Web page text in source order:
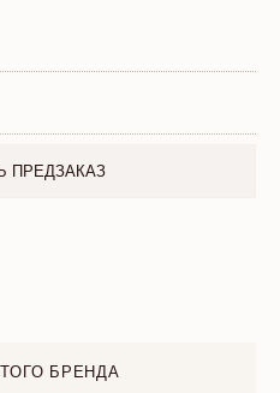
ПРЕДЗАКАЗ
БРЕНДА